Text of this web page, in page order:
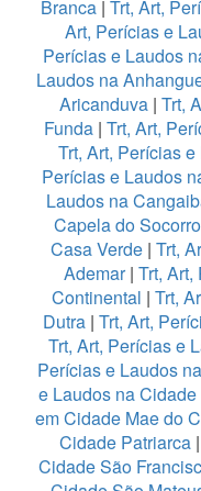
Branca | Trt, Art,
Art, Perícias e
Perícias e Laudos
Laudos na
Aricanduva | Trt,
Funda | Trt, Art,
Trt, Art, Perícias
Perícias e Laudos
Laudos na
Capela do Socorro
Casa Verde | Trt,
Ademar| Trt,
Continental | Trt,
Dutra | Trt, Art,
Trt, Art, Perícias e
Perícias e Laudos
e Laudos na
em Cidade Mae do
Cidade Patriarca |
Cidade São